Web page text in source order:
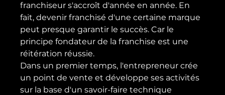
franchiseur s'accroît d'année en année. En
fait, devenir franchisé d'une certaine marque
peut presque garantir le succès. Car le
principe fondateur de la franchise est une
réitération réussie.
Dans un premier temps, l'entrepreneur crée
un point de vente et développe ses activités
sur la base d'un savoir-faire technique